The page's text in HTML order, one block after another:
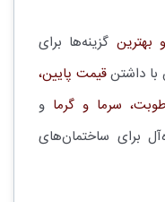
بهترین گزینه‌ها برای
داشتنقیمت پایین،
سرما و گرما و
برای ساختمان‌های